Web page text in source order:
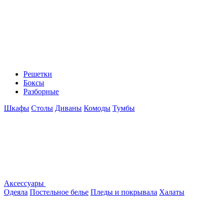
Решетки
Боксы
Разборные
Шкафы Столы Диваны Комоды Тумбы
Аксессуары
Одеяла Постельное белье Пледы и покрывала Халаты